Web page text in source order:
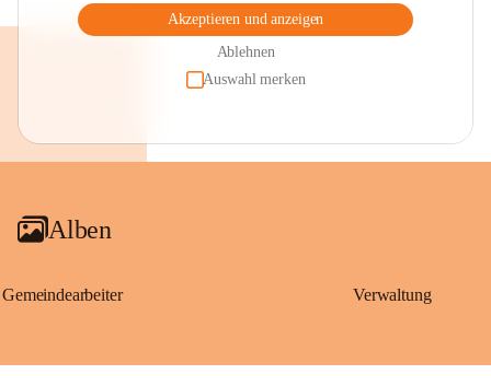
Akzeptieren und anzeigen
Ablehnen
Auswahl merken
Alben
Gemeindearbeiter Verwaltung